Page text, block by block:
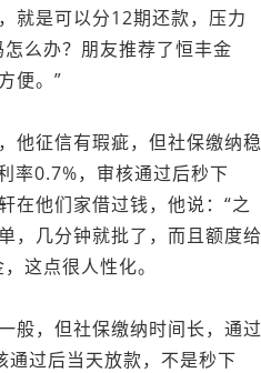
就是可以分12期还款，压力
么办？朋友推荐了恒丰金
便。”
他征信有瑕疵，但社保缴纳稳
率0.7%，审核通过后秒下
在他们家借过钱，他说：“之
，几分钟就批了，而且额度给
这点很人性化。
般，但社保缴纳时间长，通过
过后当天放款，不是秒下